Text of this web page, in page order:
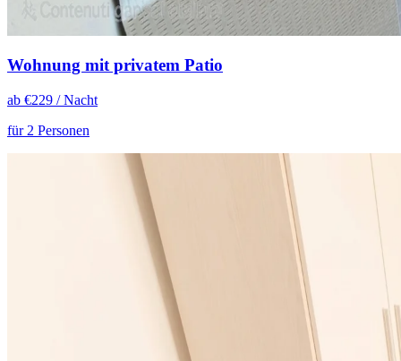
Wohnung mit privatem Patio
ab €229 / Nacht
für 2 Personen